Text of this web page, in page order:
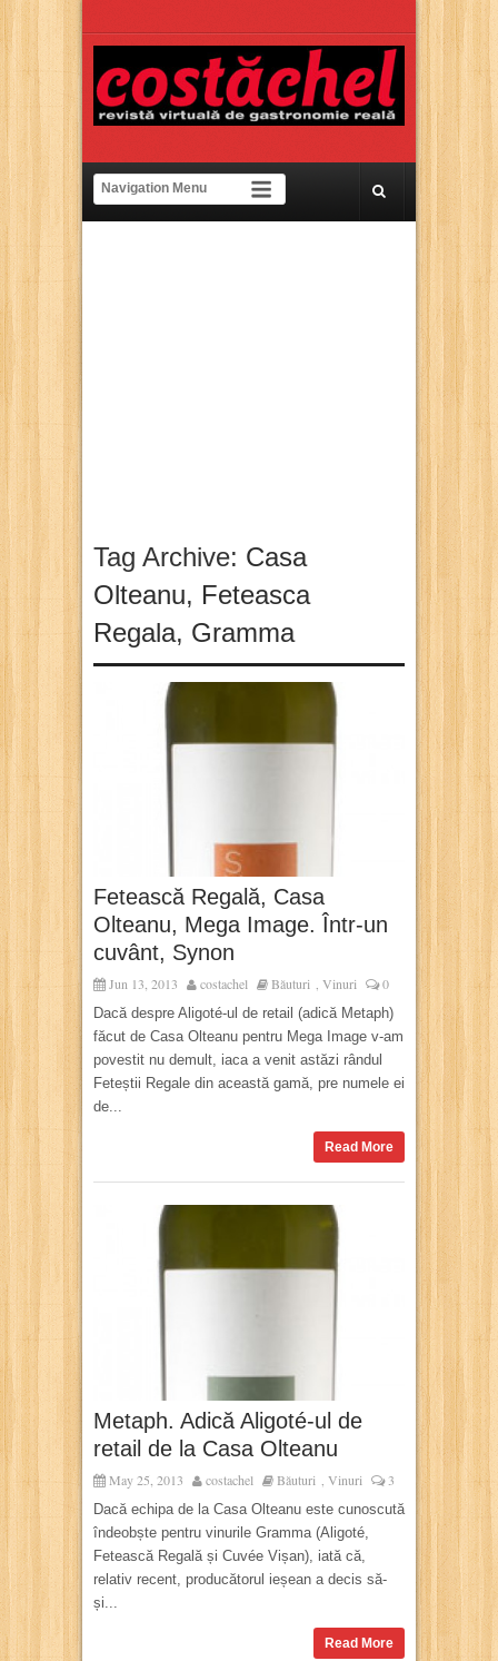
Tag Archive: Casa
Olteanu, Feteasca
Regala, Gramma
Fetească Regală, Casa
Olteanu, Mega Image. Într-un
cuvânt, Synon
Jun 13, 2013 costachel Băuturi , Vinuri 0
Dacă despre Aligoté-ul de retail (adică Metaph)
făcut de Casa Olteanu pentru Mega Image v-am
povestit nu demult, iaca a venit astăzi rândul
Feteștii Regale din această gamă, pre numele ei
de...
Read More
Metaph. Adică Aligoté-ul de
retail de la Casa Olteanu
May 25, 2013 costachel Băuturi Vinuri 3
Dacă echipa de la Casa Olteanu este cunoscută
îndeobște pentru vinurile Gramma (Aligoté,
Fetească Regală și Cuvée Vișan), iată că,
relativ recent, producătorul ieșean a decis să-
și...
Read More